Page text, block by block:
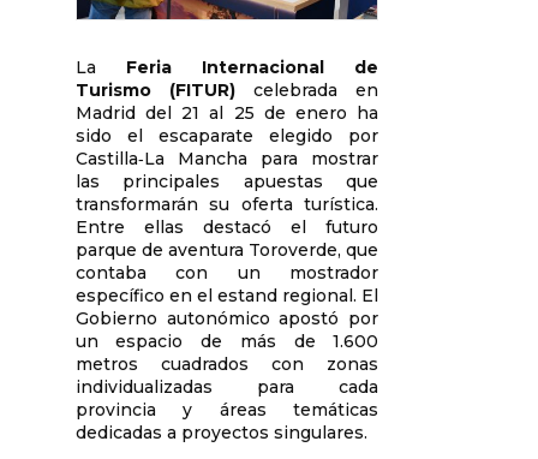
La Feria Internacional de
Turismo (FITUR)celebrada en
Madrid del 21 al 25 de enero ha
sido el escaparate elegido por
Castilla‑La Mancha para mostrar
las principales apuestas que
transformarán su oferta turística.
Entre ellas destacó el futuro
parque de aventura Toroverde, que
contaba con un mostrador
específico en el estand regional. El
Gobierno autonómico apostó por
un espacio de más de 1.600
metros cuadrados con zonas
individualizadas para cada
provincia y áreas temáticas
dedicadas a proyectos singulares.